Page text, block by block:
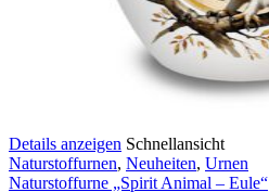
Details anzeigen Schnellansicht
Naturstoffurnen, Neuheiten, Urnen
Naturstoffurne „Spirit Animal – Eule“